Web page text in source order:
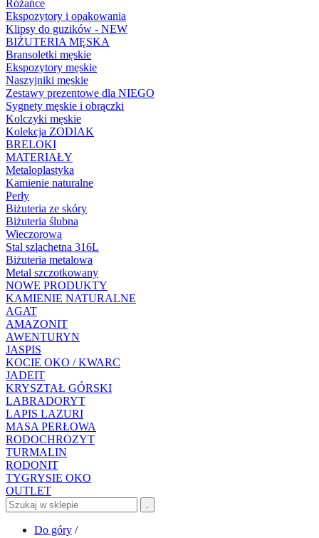
Różańce
Ekspozytory i opakowania
Klipsy do guzików - NEW
BIŻUTERIA MĘSKA
Bransoletki męskie
Ekspozytory męskie
Naszyjniki męskie
Zestawy prezentowe dla NIEGO
Sygnety męskie i obrączki
Kolczyki męskie
Kolekcja ZODIAK
BRELOKI
MATERIAŁY
Metaloplastyka
Kamienie naturalne
Perły
Biżuteria ze skóry
Biżuteria ślubna
Wieczorowa
Stal szlachetna 316L
Biżuteria metalowa
Metal szczotkowany
NOWE PRODUKTY
KAMIENIE NATURALNE
AGAT
AMAZONIT
AWENTURYN
JASPIS
KOCIE OKO / KWARC
JADEIT
KRYSZTAŁ GÓRSKI
LABRADORYT
LAPIS LAZURI
MASA PERŁOWA
RODOCHROZYT
TURMALIN
RODONIT
TYGRYSIE OKO
OUTLET
.
Do góry /